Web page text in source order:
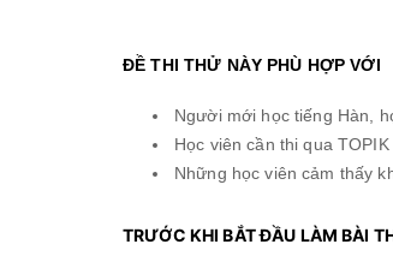
ĐỀ THI THỬ NÀY PHÙ HỢP VỚI
Người mới học tiếng Hàn,
Học viên cần thi qua TOPIK
Những học viên cảm thấy
TRƯỚC KHI BẮT ĐẦU LÀM BÀI